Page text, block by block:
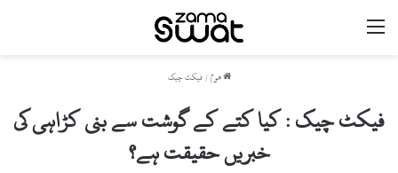
ھوم / فیکٹ چیک
فیکٹ چیک : کیا کتے کے گوشت سے بنی کڑاہی کی
خبریں حقیقت ہے؟